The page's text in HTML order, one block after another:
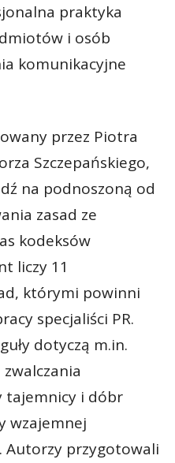
praktyka
i osób
komunikacyjne
przez Piotra
Szczepańskiego,
na podnoszoną od
zasad ze
kodeksów
liczy 11
którymi powinni
specjaliści PR.
dotyczą m.in.
tajemnicy i dóbr
wzajemnej
Autorzy przygotowali